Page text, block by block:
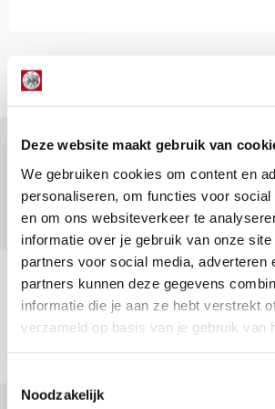
Deze website maakt gebruik van
We gebruiken cookies om content en
personaliseren, om functies voor social
en om ons websiteverkeer te
informatie over je gebruik van onze site
partners voor social media, adverteren
partners kunnen deze gegevens
informatie die je aan ze hebt verstrekt
verzameld op basis van je gebruik van
Noodzakelijk
Net binnen //
Drie dingen die je moet
Zwolle - Ajax
08 AUGUSTUS 2026 - 12:32
NIEUWS
Míchels elf: met welke
jij aan nieuw
08 AUGUSTUS 2026 - 11:34
NIEUWS